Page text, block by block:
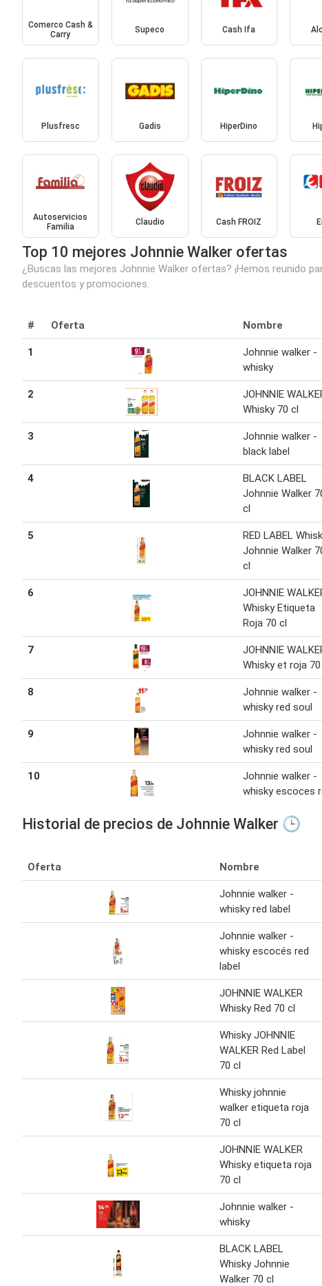
Comerco Cash &
Carry
Supeco Cash Ifa
Plusfresc Gadis HiperDino
Autoservicios
Familia
Claudio Cash FROIZ
Top 10 mejores Johnnie Walker ofertas
¿Buscas las mejores Johnnie Walker ofertas? ¡Hemos reunido
descuentos y promociones.
# Oferta Nombre
1
Johnnie walker -
whisky
2
JOHNNIE
Whisky 70 cl
3
Johnnie walker -
black label
4
BLACK LABEL
Johnnie Walker
cl
5
RED LABEL
Johnnie Walker
cl
6
JOHNNIE
Whisky Etiqueta
Roja 70 cl
7
JOHNNIE
Whisky et roja
8
Johnnie walker -
whisky red soul
9
Johnnie walker -
whisky red soul
10
Johnnie walker -
whisky escoces
Historial de precios de Johnnie Walker 🕒
Oferta Nombre
Johnnie walker -
whisky red label
Johnnie walker -
whisky escocés red
label
JOHNNIE WALKER
Whisky Red 70 cl
Whisky JOHNNIE
WALKER Red Label
70 cl
Whisky johnnie
walker etiqueta roja
70 cl
JOHNNIE WALKER
Whisky etiqueta roja
70 cl
Johnnie walker -
whisky
BLACK LABEL
Whisky Johnnie
Walker 70 cl